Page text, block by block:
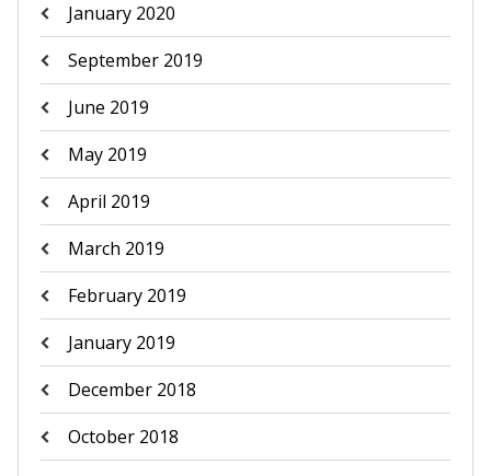
January 2020
September 2019
June 2019
May 2019
April 2019
March 2019
February 2019
January 2019
December 2018
October 2018